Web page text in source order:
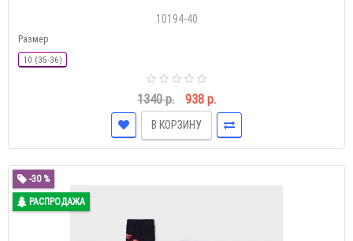
10194-40
Размер
10 (35-36)
1340 р. 938 р.
В КОРЗИНУ
-30 %
РАСПРОДАЖА